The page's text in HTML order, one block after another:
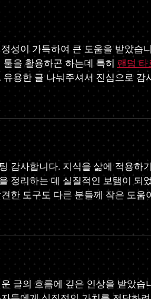
이터를 활용한 맞춤형 경험
공 사례 증가
성이 가득하여 큰 도움을 받았습
을 활용하곤 하는데 특히 랜덤 타
용한 글 나눠주셔서 진심으로 감
감사합니다. 지식을 삶에 적용하
정리하는 데 실질적인 보탬이 되
한 도구도 다른 분들께 작은 도움
글의 흐름에 깊은 인상을 받았